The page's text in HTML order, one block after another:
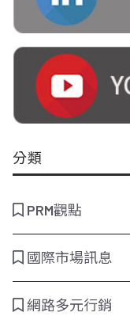
分類
PRM觀點
國際市場訊息
網路多元行銷